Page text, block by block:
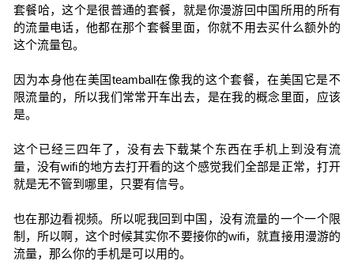
套餐哈，这个是很普通的套餐，就是你漫游回中国所用的所有
的流量电话，他都在那个套餐里面，你就不用去买什么额外的
这个流量包。
因为本身他在美国teamball在像我的这个套餐，在美国它是不
限流量的，所以我们常常开车出去，是在我的概念里面，应该
是。
这个已经三四年了，没有去下载某个东西在手机上到没有流
量，没有wifi的地方去打开看的这个感觉我们全部是正常，打开
就是无不管到哪里，只要有信号。
也在那边看视频。所以呢我回到中国，没有流量的一个一个限
制，所以啊，这个时候其实你不要接你的wifi，就直接用漫游的
流量，那么你的手机是可以用的。